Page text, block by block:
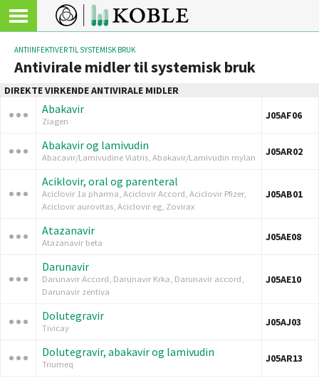
ANTIINFEKTIVER TIL SYSTEMISK BRUK
Antivirale midler til systemisk bruk
DIREKTE VIRKENDE ANTIVIRALE MIDLER
Abakavir
Ziagen J05AF06
Abakavir og lamivudin
Abacavir/Lamivudine Viatris, Abakavir/Lamivudin mylan J05AR02
Aciklovir, oral og parenteral
Aciclovir 1a pharma, Aciclovir Accord, Aciclovir Pfizer,
Aciclovir aurovitas, Aciclovir eg, Zovirax
J05AB01
Atazanavir
Atazanavir beta J05AE08
Darunavir
Darunavir Accord, Darunavir Krka, Darunavir accord,
Darunavir zentiva
J05AE10
Dolutegravir
Tivicay J05AJ03
Dolutegravir, abakavir og lamivudin
Triumeq J05AR13